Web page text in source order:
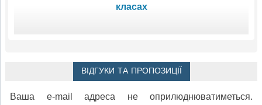
класах
ВІДГУКИ ТА ПРОПОЗИЦІЇ
Ваша e-mail адреса не оприлюднюватиметься.